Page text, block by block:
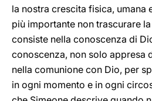
la nostra crescita fisica, umana
più importante non trascurare
consiste nella conoscenza di
conoscenza, non solo appresa
nella comunione con Dio, per
in ogni momento e in ogni